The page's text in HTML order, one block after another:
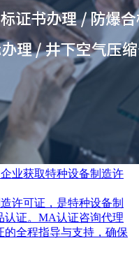
业获取特种设备制造许
许可证，是特种设备制
认证。MA认证咨询代理
的全程指导与支持，确保